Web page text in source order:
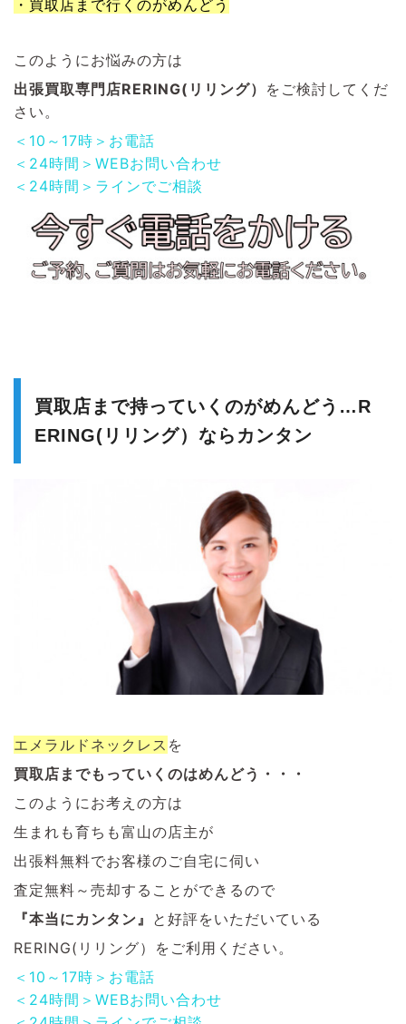
・買取店まで行くのがめんどう
このようにお悩みの方は
出張買取専門店RERING(リリング） をご検討してくだ
さい。
＜10～17時＞お電話
＜24時間＞WEBお問い合わせ
＜24時間＞ラインでご相談
買取店まで持っていくのがめんどう…R
ERING(リリング）ならカンタン
エメラルドネックレス を
買取店までもっていくのはめんどう・・・
このようにお考えの方は
生まれも育ちも富山の店主が
出張料無料でお客様のご自宅に伺い
査定無料～売却することができるので
『本当にカンタン』 と好評をいただいている
RERING(リリング）をご利用ください。
＜10～17時＞お電話
＜24時間＞WEBお問い合わせ